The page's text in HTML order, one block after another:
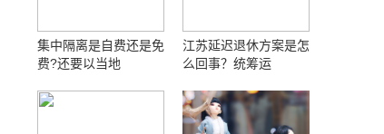
集中隔离是自费还是免
费?还要以当地
江苏延迟退休方案是怎
么回事？统筹运